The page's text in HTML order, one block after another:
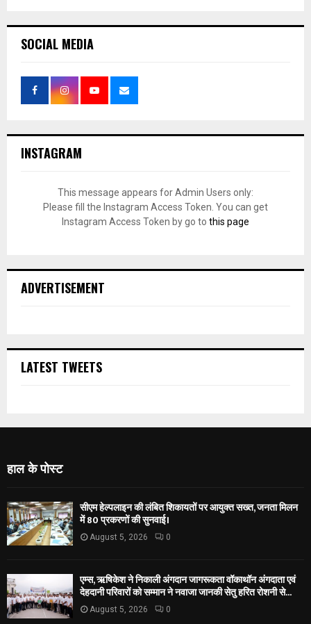
SOCIAL MEDIA
INSTAGRAM
This message appears for Admin Users only:
Please fill the Instagram Access Token. You can get
Instagram Access Token by go to this page
ADVERTISEMENT
LATEST TWEETS
हाल के पोस्ट
सीएम हेल्पलाइन की लंबित शिकायतों पर आयुक्त सख्त, जनता मिलन
में 80 प्रकरणों की सुनवाई।
August 5, 2026 0
एम्स, ऋषिकेश ने निकाली अंगदान जागरूकता वॉकाथॉन अंगदाता एवं
देहदानी परिवारों को सम्मान ने नवाजा जानकी सेतु हरित रोशनी से...
August 5, 2026 0